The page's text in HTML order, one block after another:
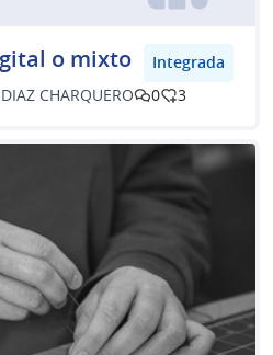
o mixto
Integrada
CHARQUERO
0 3